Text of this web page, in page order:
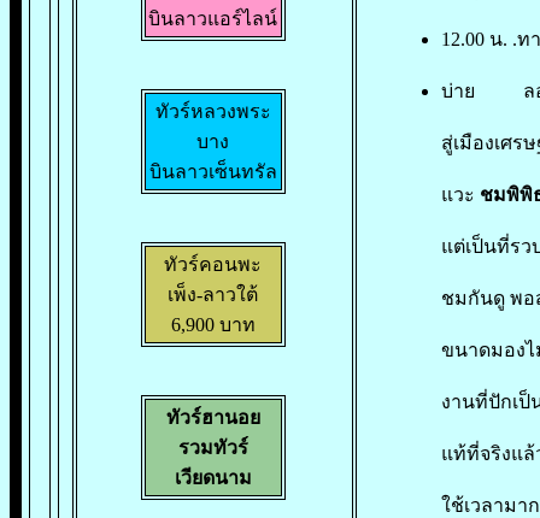
บินลาวแอร์ไลน์
ทัวร์หลวงพระ
บาง
บินลาวเซ็นทรัล
ทัวร์คอนพะ
เพ็ง-ลาวใต้
6,900 บาท
ทัวร์ฮานอย
รวมทัวร์
เวียดนาม
12.00 น. .
บ่าย ลอดอุ
สู่เมืองเศ
แวะ ชมพิพิ
แต่เป็นที่ร
ชมกันดู พอ
ขนาดมองไ
งานที่ปักเป็
แท้ที่จริงแล้
ใช้เวลามา